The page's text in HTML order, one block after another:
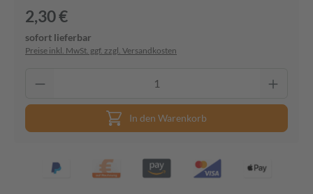
2,30 €
sofort lieferbar
Preise inkl. MwSt. ggf. zzgl. Versandkosten
In den Warenkorb